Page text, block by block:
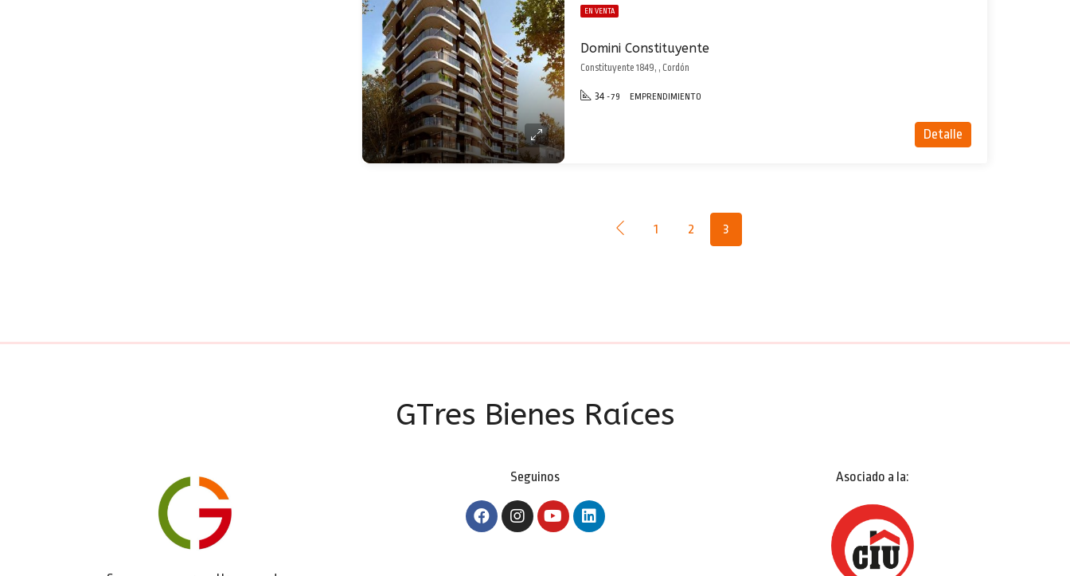
EN VENTA
Domini Constituyente
Constituyente 1849, , Cordón
34 - 79 EMPRENDIMIENTO
Detalle
1 2 3
GTres Bienes Raíces
Seguinos Asociado a la: